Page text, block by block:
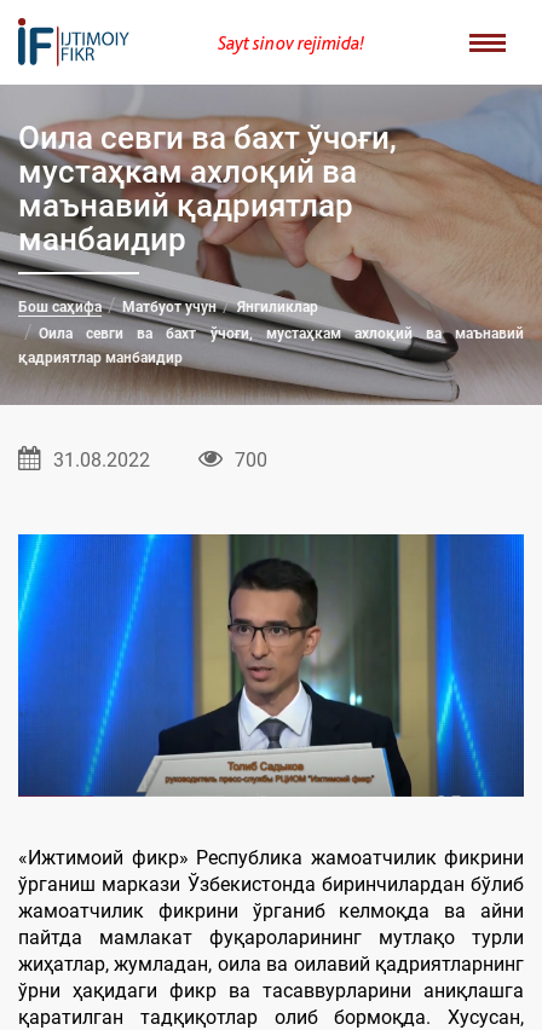
Sayt sinov rejimida!
Оила севги ва бахт ўчоғи,
мустаҳкам ахлоқий ва
маънавий қадриятлар
манбаидир
Бош саҳифа Матбуот учун
Янгиликлар
Оила севги ва бахт ўчоғи, мустаҳкам ахлоқий ва маънавий
қадриятлар манбаидир
31.08.2022 700
«Ижтимоий фикр» Республика жамоатчилик фикрини
ўрганиш маркази Ўзбекистонда биринчилардан бўлиб
жамоатчилик фикрини ўрганиб келмоқда ва айни
пайтда мамлакат фуқароларининг мутлақо турли
жиҳатлар, жумладан, оила ва оилавий қадриятларнинг
ўрни ҳақидаги фикр ва тасаввурларини аниқлашга
қаратилган тадқиқотлар олиб бормоқда. Хусусан,